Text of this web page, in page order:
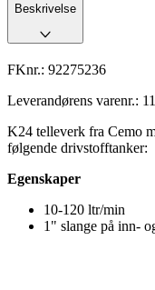
Beskrivelse
FKnr.: 92275236
Leverandørens varenr.:
K24 telleverk fra Cemo
følgende drivstofftanker:
Egenskaper
10-120 ltr/min
1" slange på inn-